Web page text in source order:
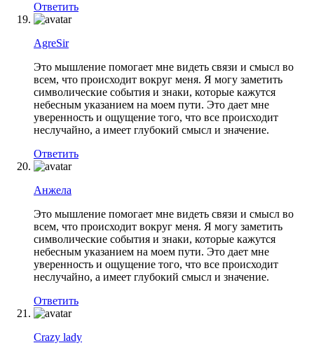
Ответить
AgreSir
Это мышление помогает мне видеть связи и смысл во
всем, что происходит вокруг меня. Я могу заметить
символические события и знаки, которые кажутся
небесным указанием на моем пути. Это дает мне
уверенность и ощущение того, что все происходит
неслучайно, а имеет глубокий смысл и значение.
Ответить
Анжела
Это мышление помогает мне видеть связи и смысл во
всем, что происходит вокруг меня. Я могу заметить
символические события и знаки, которые кажутся
небесным указанием на моем пути. Это дает мне
уверенность и ощущение того, что все происходит
неслучайно, а имеет глубокий смысл и значение.
Ответить
Crazy lady